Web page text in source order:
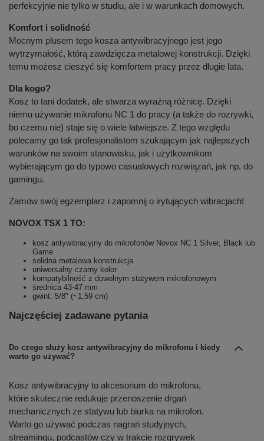
perfekcyjnie nie tylko w studiu, ale i w warunkach domowych.
Komfort i solidność
Mocnym plusem tego kosza antywibracyjnego jest jego
wytrzymałość, którą zawdzięcza metalowej konstrukcji. Dzięki
temu możesz cieszyć się komfortem pracy przez długie lata.
Dla kogo?
Kosz to tani dodatek, ale stwarza wyraźną różnicę. Dzięki
niemu używanie mikrofonu NC 1 do pracy (a także do rozrywki,
bo czemu nie) staje się o wiele łatwiejsze. Z tego względu
polecamy go tak profesjonalistom szukającym jak najlepszych
warunków na swoim stanowisku, jak i użytkownikom
wybierającym go do typowo casualowych rozwiązań, jak np. do
gamingu.
Zamów swój egzemplarz i zapomnij o irytujących wibracjach!
NOVOX TSX 1 TO:
kosz antywibracyjny do mikrofonów Novox NC 1 Silver, Black lub
Game
solidna metalowa konstrukcja
uniwersalny czarny kolor
kompatybilność z dowolnym statywem mikrofonowym
średnica 43-47 mm
gwint: 5/8" (~1,59 cm)
Najczęściej zadawane pytania
Do czego służy kosz antywibracyjny do mikrofonu i kiedy
warto go używać?
Kosz antywibracyjny to akcesorium do mikrofonu,
które skutecznie redukuje przenoszenie drgań
mechanicznych ze statywu lub biurka na mikrofon.
Warto go używać podczas nagrań studyjnych,
streamingu, podcastów czy w trakcie rozgrywek